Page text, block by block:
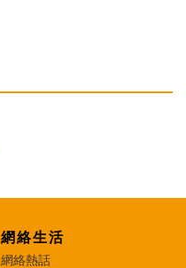
網絡生活
網絡熱話